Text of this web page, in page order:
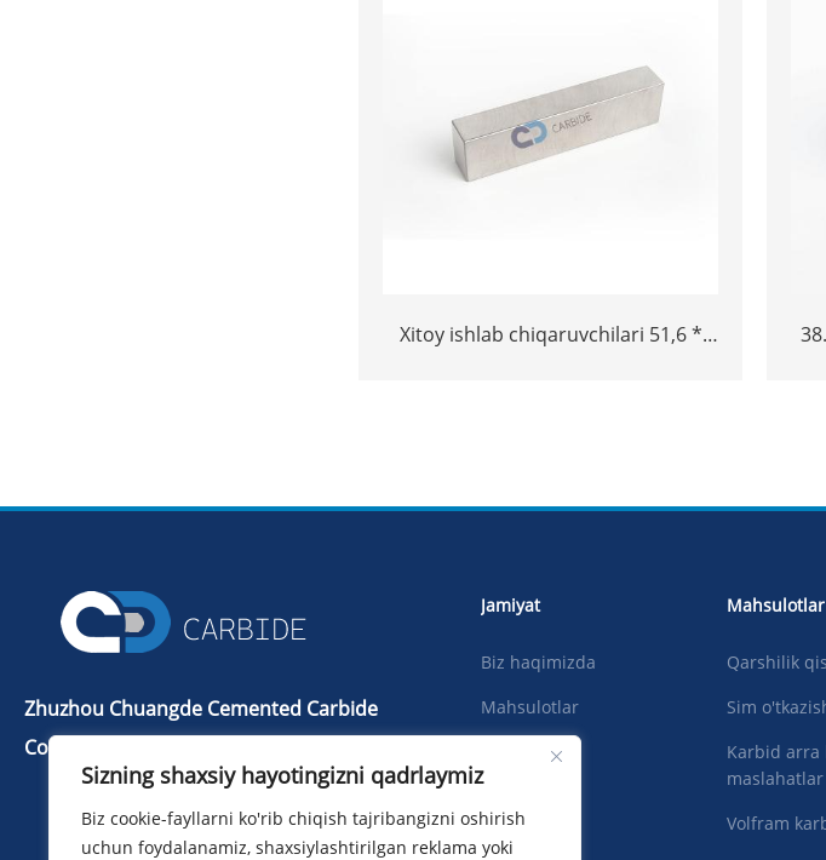
Xitoy ishlab chiqaruvchilari 51,6 *
Zhuzhou Chuangde Cemented Carbide
Co., Ltd
Telba：+86 731 22506139
Telefon：+86 13786352688
Jamiyat
Biz haqimizda
Mahsulotlar
Yangiliklar
Surat
Mahsulotlar
Qarshilik
Sim
Karbid arra
maslahatlar
Volfram
Sizning shaxsiy hayotingizni qadrlaymiz
Biz cookie-fayllarni ko'rib chiqish tajribangizni oshirish
uchun foydalanamiz, shaxsiylashtirilgan reklama yoki